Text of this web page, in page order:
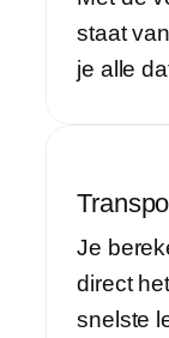
staat
je alle
Je
direct
snelste